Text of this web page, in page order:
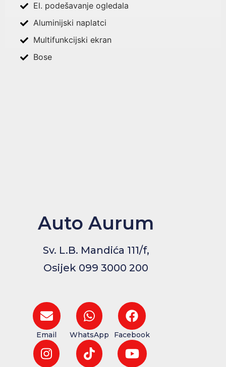
El. podešavanje ogledala
Aluminijski naplatci
Multifunkcijski ekran
Bose
Auto Aurum
Sv. L.B. Mandića 111/f,
Osijek 099 3000 200
Email WhatsApp Facebook